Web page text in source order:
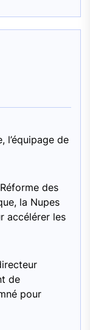
l’équipage de
Réforme des
la Nupes
accélérer les
de
pour